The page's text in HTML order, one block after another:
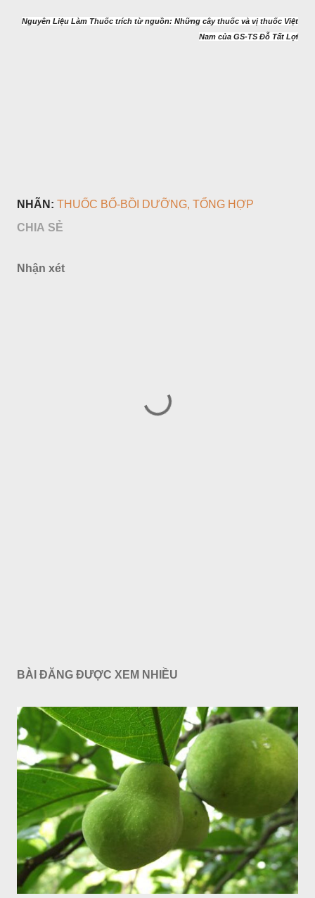
Nguyên Liệu Làm Thuốc trích từ nguồn: Những cây thuốc và vị thuốc Việt
Nam của GS-TS Đỗ Tất Lợi
NHÃN: THUỐC BỔ-BỒI DƯỠNG TỔNG HỢP
CHIA SẺ
Nhận xét
BÀI ĐĂNG ĐƯỢC XEM NHIỀU